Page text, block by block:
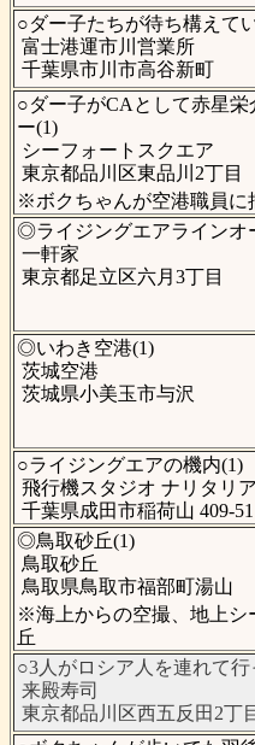
○ダー子たちが待ち構えて
富士港運市川営業所
千葉県市川市高谷新町
○ダー子がCAとして赤星
ー(1)
シーフォートスクエア
東京都品川区東品川2丁目
※ボクちゃんが空港職員に
◎ライジングエアラインオ
一軒家
東京都足立区六月3丁目
◎いわき空港(1)
茨城空港
茨城県小美玉市与沢
○ライジングエアの機内(1)
飛行機スタジオ ナリタリア
千葉県成田市稲荷山 409-51
◎鳥取砂丘(1)
鳥取砂丘
鳥取県鳥取市福部町湯山
※海上からの空撮、地上シ
丘
○3人がロシア人を連れて行
来殿寿司
東京都品川区西五反田2丁